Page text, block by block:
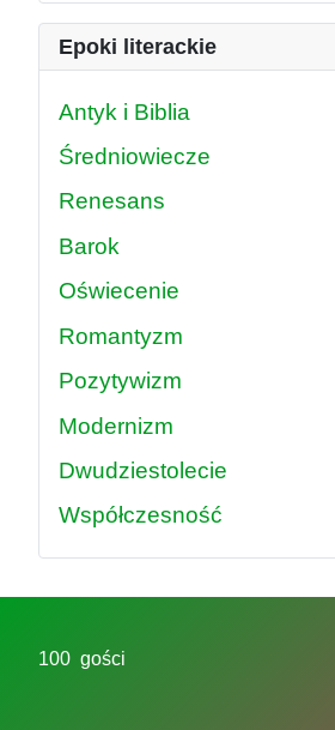
Epoki literackie
Antyk i Biblia
Średniowiecze
Renesans
Barok
Oświecenie
Romantyzm
Pozytywizm
Modernizm
Dwudziestolecie
Współczesność
100 gości